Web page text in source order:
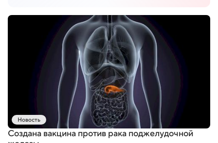
Новость
Создана вакцина против рака поджелудочной